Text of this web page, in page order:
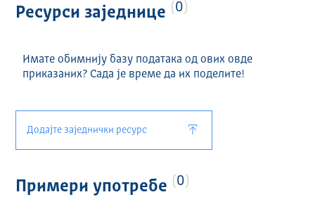
Ресурси заједнице 0
Имате обимнију базу података од ових овде
приказаних? Сада је време да их поделите!
Додајте заједнички ресурс
Примери употребе 0